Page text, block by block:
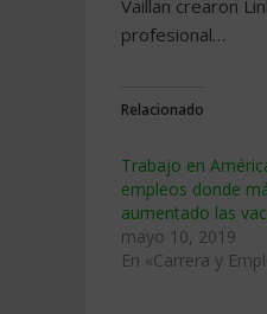
Vaillan crearon
profesional…
Relacionado
Trabajo en
empleos donde
aumentado las
mayo 10, 2019
En «Carrera y